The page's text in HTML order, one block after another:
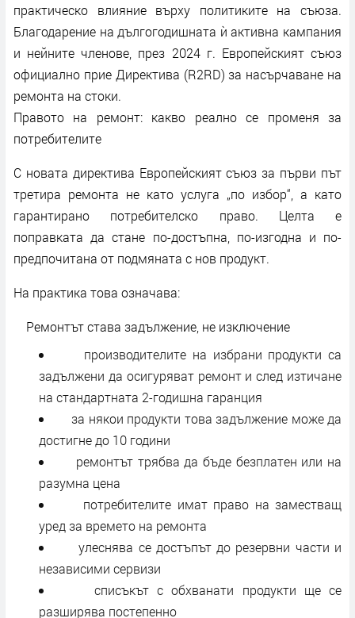
практическо влияние върху политиките на съюза.
Благодарение на дългогодишната ѝ активна кампания
и нейните членове, през 2024 г. Европейският съюз
официално прие Директива (R2RD) за насърчаване на
ремонта на стоки.
Правото на ремонт: какво реално се променя за
потребителите
С новата директива Европейският съюз за първи път
третира ремонта не като услуга „по избор“, а като
гарантирано потребителско право. Целта е
поправката да стане по-достъпна, по-изгодна и по-
предпочитана от подмяната с нов продукт.
На практика това означава:
Ремонтът става задължение, не изключение
производителите на избрани продукти са
задължени да осигуряват ремонт и след изтичане
на стандартната 2-годишна гаранция
за някои продукти това задължение може да
достигне до 10 години
ремонтът трябва да бъде безплатен или на
разумна цена
потребителите имат право на заместващ
уред за времето на ремонта
улеснява се достъпът до резервни части и
независими сервизи
списъкът с обхванати продукти ще се
разширява постепенно